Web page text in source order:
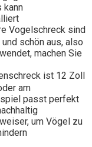
kann
Vogelschreck sind
schön aus, also
machen Sie
ist 12 Zoll
am
passt perfekt
um Vögel zu